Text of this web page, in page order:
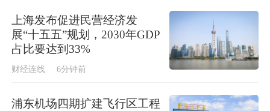
上海发布促进民营经济发
展“十五五”规划，2030年GDP
占比要达到33%
财经连线 6分钟前
浦东机场四期扩建飞行区工程